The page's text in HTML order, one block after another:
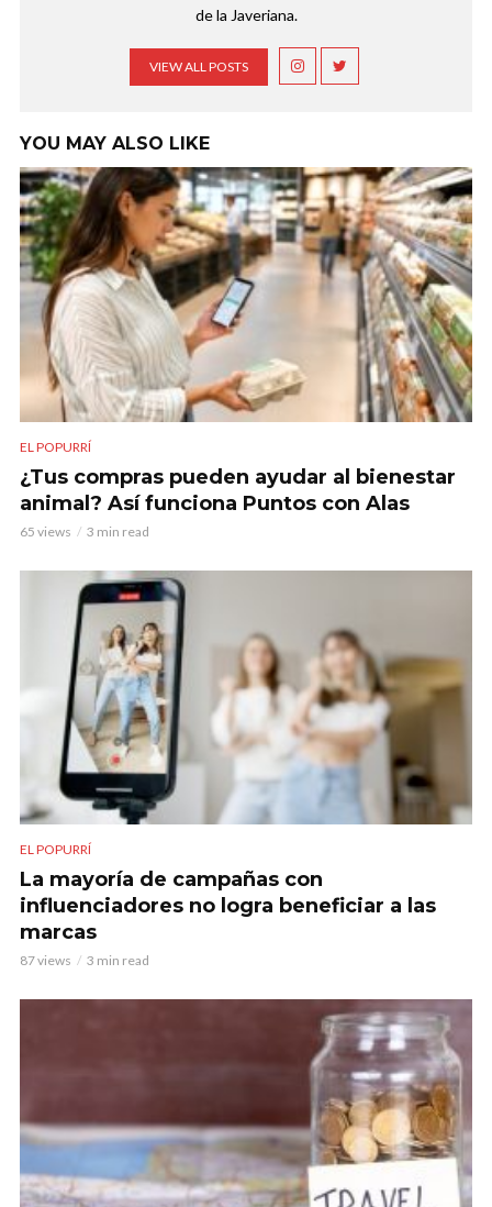
de la Javeriana.
VIEW ALL POSTS
YOU MAY ALSO LIKE
EL POPURRÍ
¿Tus compras pueden ayudar al bienestar
animal? Así funciona Puntos con Alas
65 views 3 min read
EL POPURRÍ
La mayoría de campañas con
influenciadores no logra beneficiar a las
marcas
87 views 3 min read